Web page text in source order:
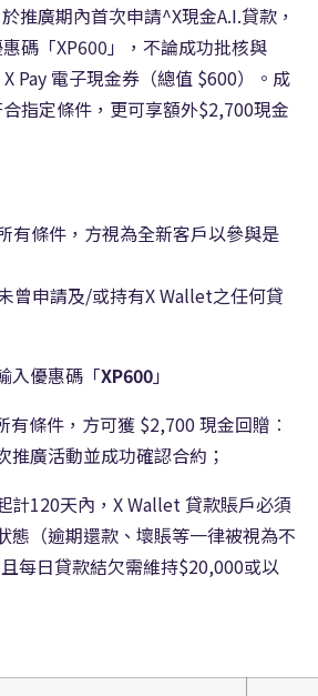
推廣期內首次申請^X現金A.I.貸款，
碼「XP600」，不論成功批核與
Pay 電子現金券（總值 $600）。成
指定條件，更可享額外$2,700現金
有條件，方視為全新客戶以參與是
曾申請及/或持有X Wallet之任何貸
入優惠碼「XP600」
有條件，方可獲 $2,700 現金回贈︰
推廣活動並成功確認合約；
計120天內，X Wallet 貸款賬戶必須
態（逾期還款、壞賬等一律被視為不
每日貸款結欠需維持$20,000或以